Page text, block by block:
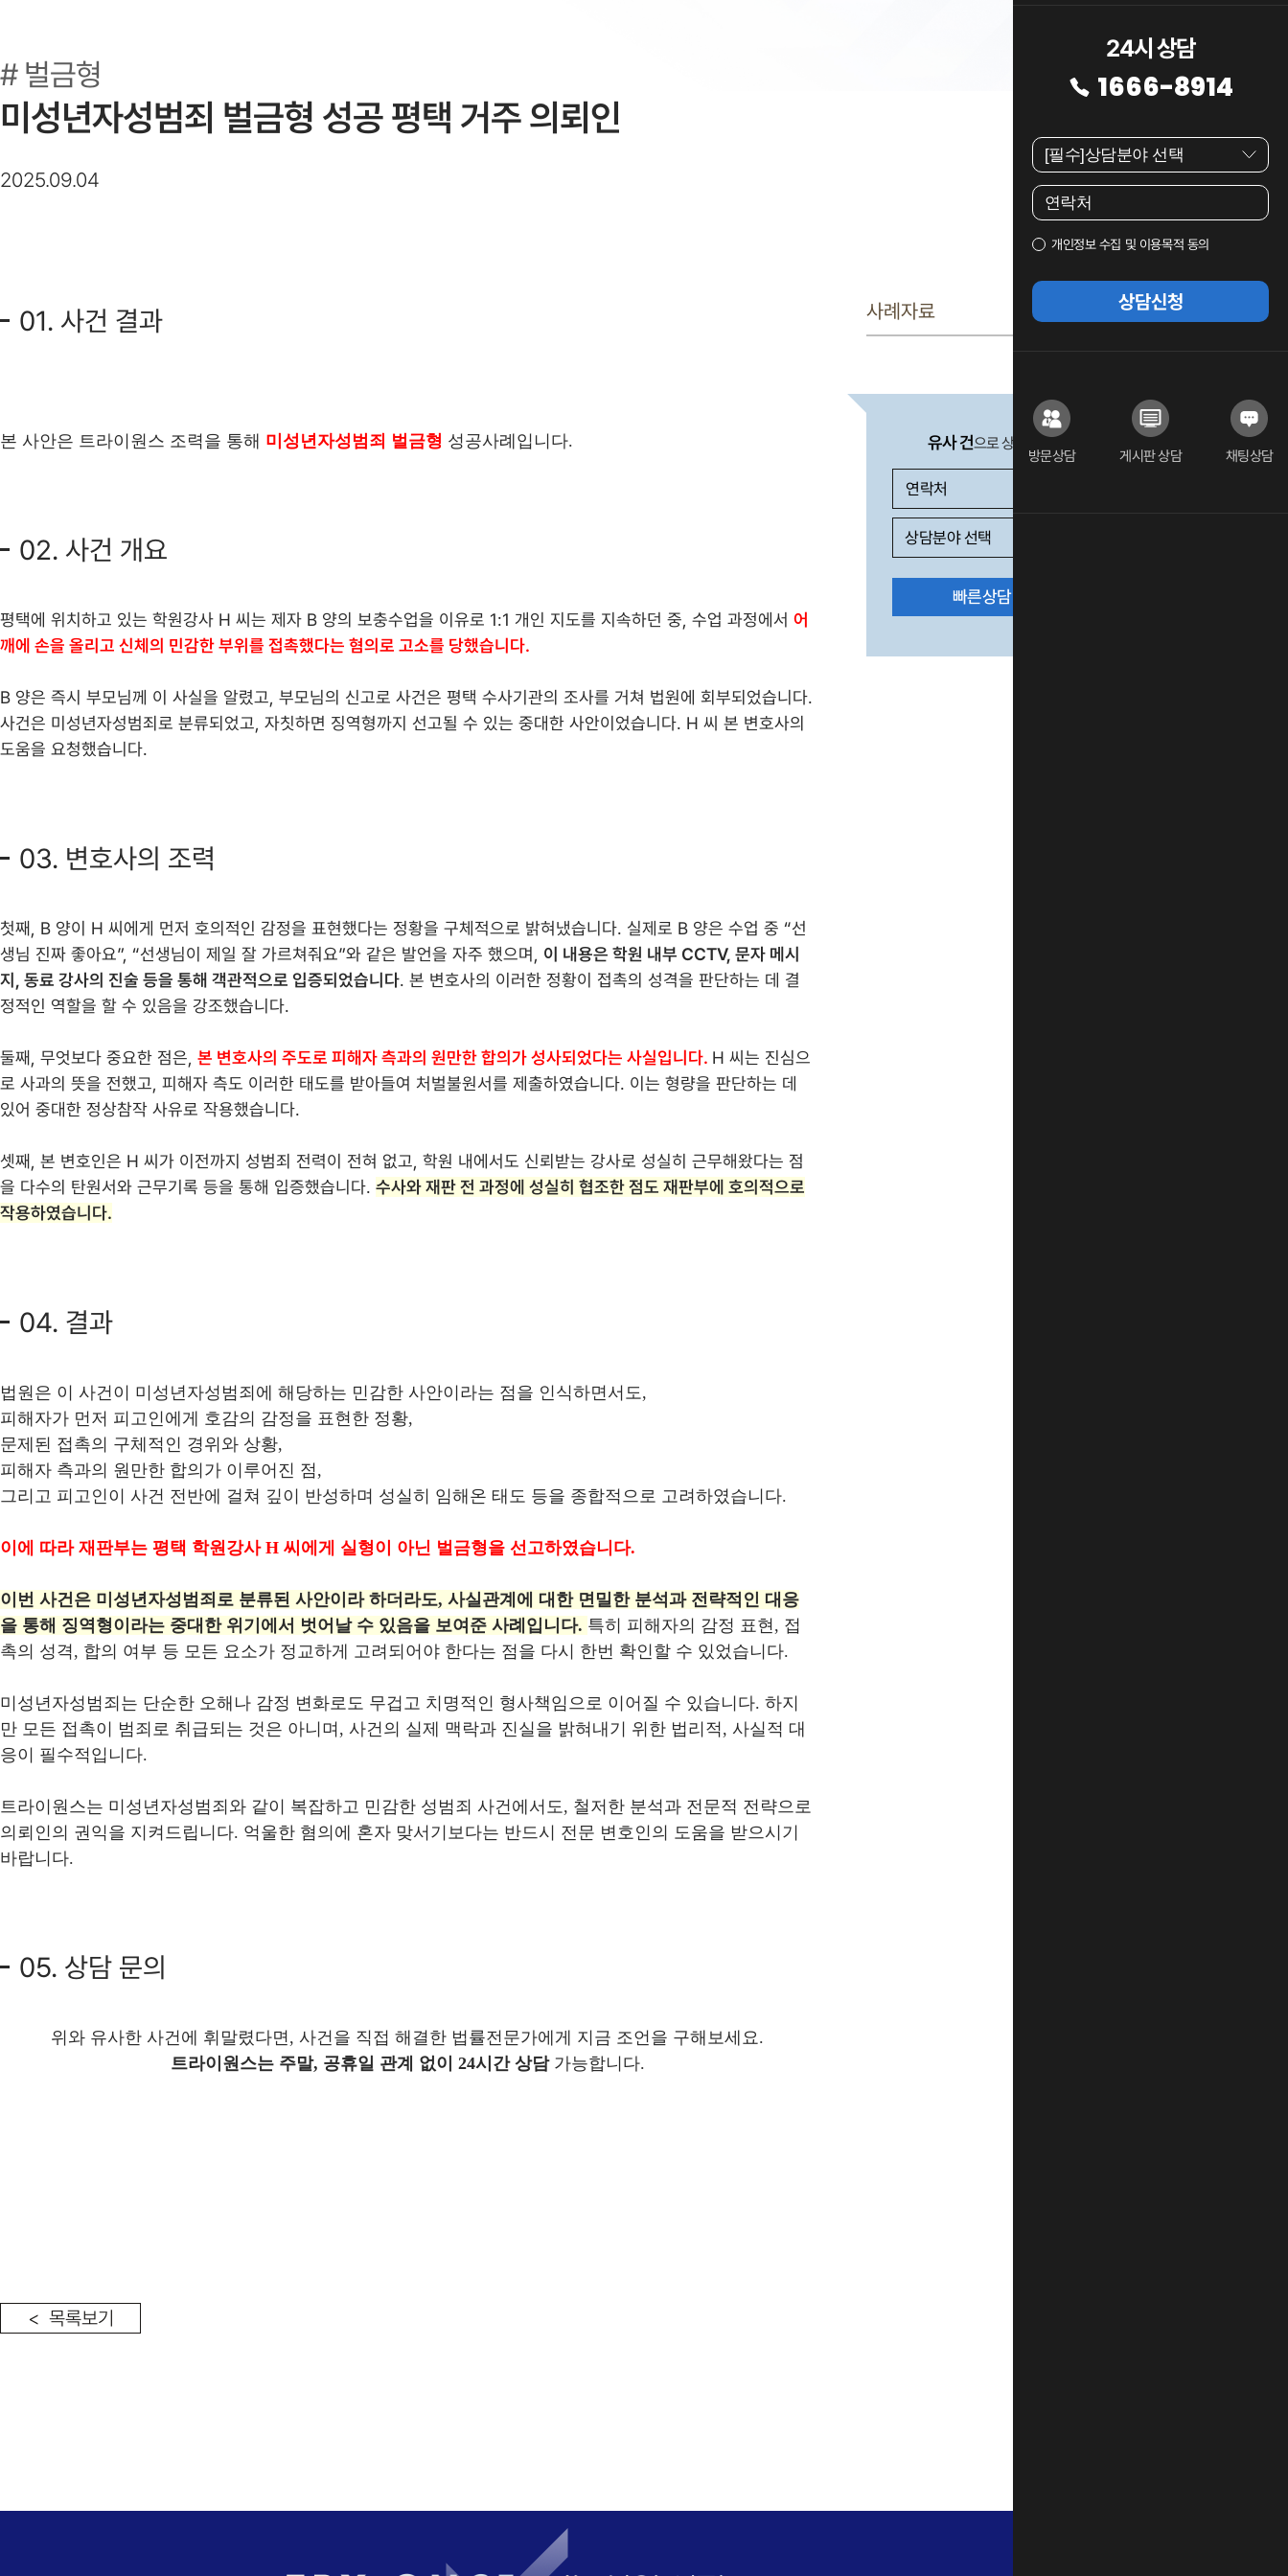
24시 상담
1666-8914
개인정보 수집 및 이용목적 동의
상담신청
방문상담 게시판 상담 채팅상담
벌금형
미성년자성범죄 벌금형 성공 평택 거주 의뢰인
2025.09.04
01. 사건 결과
본 사안은 트라이원스 조력을 통해 미성년자성범죄 벌금형 성공사례입니다.
02. 사건 개요
평택에 위치하고 있는 학원강사 H 씨는 제자 B 양의 보충수업을 이유로 1:1 개인 지도를 지속하던 중, 수업 과정에서 어
깨에 손을 올리고 신체의 민감한 부위를 접촉했다는 혐의로 고소를 당했습니다.
B 양은 즉시 부모님께 이 사실을 알렸고, 부모님의 신고로 사건은 평택 수사기관의 조사를 거쳐 법원에 회부되었습니다.
사건은 미성년자성범죄로 분류되었고, 자칫하면 징역형까지 선고될 수 있는 중대한 사안이었습니다. H 씨 본 변호사의
도움을 요청했습니다.
03. 변호사의 조력
첫째, B 양이 H 씨에게 먼저 호의적인 감정을 표현했다는 정황을 구체적으로 밝혀냈습니다. 실제로 B 양은 수업 중 “선
생님 진짜 좋아요”, “선생님이 제일 잘 가르쳐줘요”와 같은 발언을 자주 했으며, 이 내용은 학원 내부 CCTV, 문자 메시
지, 동료 강사의 진술 등을 통해 객관적으로 입증되었습니다. 본 변호사의 이러한 정황이 접촉의 성격을 판단하는 데 결
정적인 역할을 할 수 있음을 강조했습니다.
둘째, 무엇보다 중요한 점은, 본 변호사의 주도로 피해자 측과의 원만한 합의가 성사되었다는 사실입니다. H 씨는 진심으
로 사과의 뜻을 전했고, 피해자 측도 이러한 태도를 받아들여 처벌불원서를 제출하였습니다. 이는 형량을 판단하는 데
있어 중대한 정상참작 사유로 작용했습니다.
셋째, 본 변호인은 H 씨가 이전까지 성범죄 전력이 전혀 없고, 학원 내에서도 신뢰받는 강사로 성실히 근무해왔다는 점
을 다수의 탄원서와 근무기록 등을 통해 입증했습니다. 수사와 재판 전 과정에 성실히 협조한 점도 재판부에 호의적으로
작용하였습니다.
04. 결과
법원은 이 사건이 미성년자성범죄에 해당하는 민감한 사안이라는 점을 인식하면서도,
피해자가 먼저 피고인에게 호감의 감정을 표현한 정황,
문제된 접촉의 구체적인 경위와 상황,
피해자 측과의 원만한 합의가 이루어진 점,
그리고 피고인이 사건 전반에 걸쳐 깊이 반성하며 성실히 임해온 태도 등을 종합적으로 고려하였습니다.
이에 따라 재판부는 평택 학원강사 H 씨에게 실형이 아닌 벌금형을 선고하였습니다.
이번 사건은 미성년자성범죄로 분류된 사안이라 하더라도, 사실관계에 대한 면밀한 분석과 전략적인 대응
을 통해 징역형이라는 중대한 위기에서 벗어날 수 있음을 보여준 사례입니다. 특히 피해자의 감정 표현, 접
촉의 성격, 합의 여부 등 모든 요소가 정교하게 고려되어야 한다는 점을 다시 한번 확인할 수 있었습니다.
미성년자성범죄는 단순한 오해나 감정 변화로도 무겁고 치명적인 형사책임으로 이어질 수 있습니다. 하지
만 모든 접촉이 범죄로 취급되는 것은 아니며, 사건의 실제 맥락과 진실을 밝혀내기 위한 법리적, 사실적 대
응이 필수적입니다.
트라이원스는 미성년자성범죄와 같이 복잡하고 민감한 성범죄 사건에서도, 철저한 분석과 전문적 전략으로
의뢰인의 권익을 지켜드립니다. 억울한 혐의에 혼자 맞서기보다는 반드시 전문 변호인의 도움을 받으시기
바랍니다.
05. 상담 문의
위와 유사한 사건에 휘말렸다면, 사건을 직접 해결한 법률전문가에게 지금 조언을 구해보세요.
트라이원스는 주말, 공휴일 관계 없이 24시간 상담가능합니다.
< 목록보기
사례자료
유사 건으로 상담 필요 시